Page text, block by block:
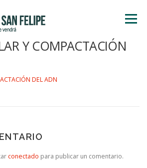
Menú
Y COMPACTACIÓN
DEL ADN
conectado para publicar un comentario.